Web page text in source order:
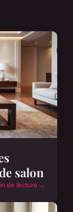
salon
de lecture →